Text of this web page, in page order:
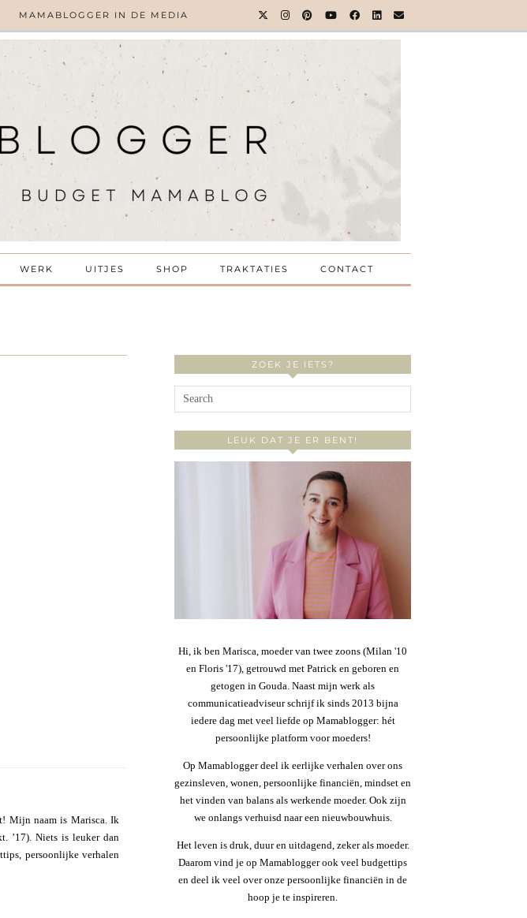
MAMABLOGGER IN DE MEDIA
WERK UITJES SHOP TRAKTATIES CONTACT
Mijn naam is Marisca. Ik
’17). Niets is leuker dan
persoonlijke verhalen
ZOEK JE IETS?
LEUK DAT JE ER BENT!
Hi, ik ben Marisca, moeder van twee zoons (Milan '10
en Floris '17), getrouwd met Patrick en geboren en
getogen in Gouda. Naast mijn werk als
communicatieadviseur schrijf ik sinds 2013 bijna
iedere dag met veel liefde op Mamablogger: hét
persoonlijke platform voor moeders!
Op Mamablogger deel ik eerlijke verhalen over ons
gezinsleven, wonen, persoonlijke financiën, mindset en
het vinden van balans als werkende moeder. Ook zijn
we onlangs verhuisd naar een nieuwbouwhuis.
Het leven is druk, duur en uitdagend, zeker als moeder.
Daarom vind je op Mamablogger ook veel budgettips
en deel ik veel over onze persoonlijke financiën in de
hoop je te inspireren.